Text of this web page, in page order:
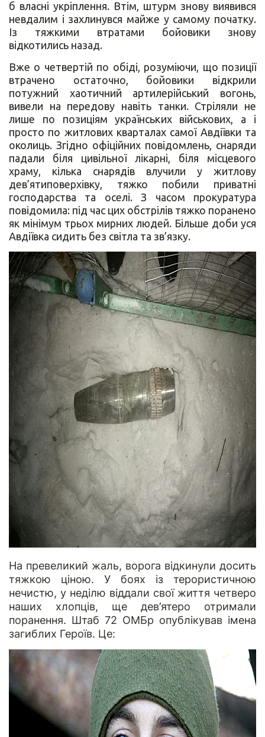
б власні укріплення. Втім, штурм знову виявився
невдалим і захлинувся майже у самому початку.
Із тяжкими втратами бойовики знову
відкотились назад.
Вже о четвертій по обіді, розуміючи, що позиції
втрачено остаточно, бойовики відкрили
потужний хаотичний артилерійський вогонь,
вивели на передову навіть танки. Стріляли не
лише по позиціям українських військових, а і
просто по житлових кварталах самої Авдіївки та
околиць. Згідно офіційних повідомлень, снаряди
падали біля цивільної лікарні, біля місцевого
храму, кілька снарядів влучили у житлову
дев’ятиповерхівку, тяжко побили приватні
господарства та оселі. З часом прокуратура
повідомила: під час цих обстрілів тяжко поранено
як мінімум трьох мирних людей. Більше доби уся
Авдіївка сидить без світла та зв’язку.
На превеликий жаль, ворога відкинули досить
тяжкою ціною. У боях із терористичною
нечистю, у неділю віддали свої життя четверо
наших хлопців, ще дев’ятеро отримали
поранення. Штаб 72 ОМБр опублікував імена
загиблих Героїв. Це: